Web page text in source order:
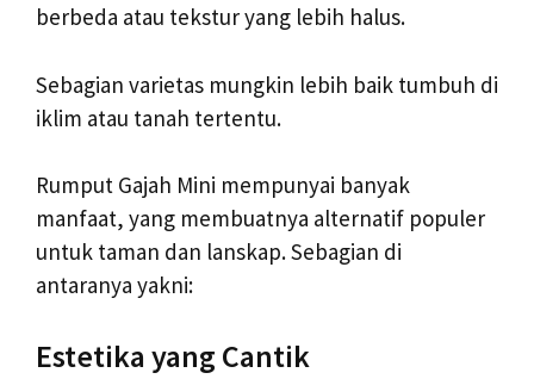
berbeda atau tekstur yang lebih halus.
Sebagian varietas mungkin lebih baik tumbuh di
iklim atau tanah tertentu.
Rumput Gajah Mini mempunyai banyak
manfaat, yang membuatnya alternatif populer
untuk taman dan lanskap. Sebagian di
antaranya yakni:
Estetika yang Cantik